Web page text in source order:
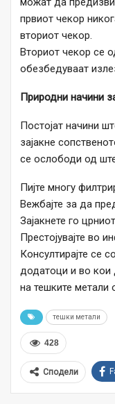
првиот чекор
вториот чекор.
Вториот чекор се
обезбедуваат
Природни начини
Постојат начини
зајакне
се ослободи од
Пијте многу
Вежбајте за да
Зајакнете го
Престојувајте во
Консултирајте се
додатоци и во кои
на тешките метали
тешки метали
428
Сподели